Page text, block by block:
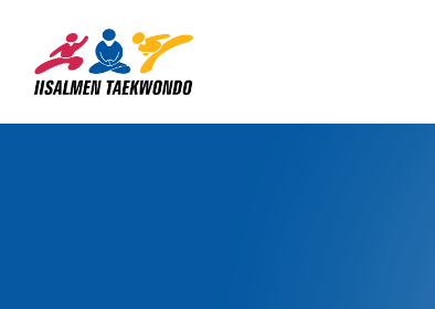
sivun
sisältöön
Iisalmen Taekwondo Ry